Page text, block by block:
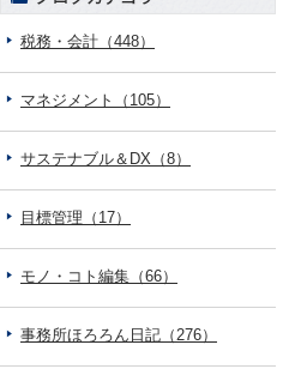
税務・会計（448）
マネジメント（105）
サステナブル＆DX（8）
目標管理（17）
モノ・コト編集（66）
事務所ほろろん日記（276）